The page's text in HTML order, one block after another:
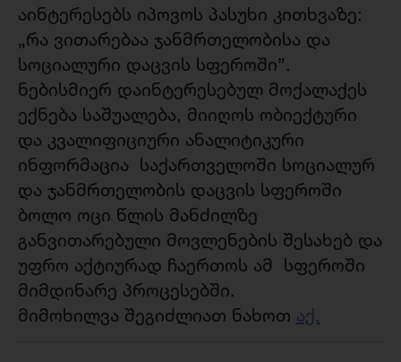
აინტერესებს იპოვოს პასუხი კითხვაზე:
„რა ვითარებაა ჯანმრთელობისა და
სოციალური დაცვის სფეროში”.
ნებისმიერ დაინტერესებულ მოქალაქეს
ექნება საშუალება, მიიღოს ობიექტური
და კვალიფიციური ანალიტიკური
ინფორმაცია საქართველოში სოციალურ
და ჯანმრთელობის დაცვის სფეროში
ბოლო ოცი წლის მანძილზე
განვითარებული მოვლენების შესახებ და
უფრო აქტიურად ჩაერთოს ამ სფეროში
მიმდინარე პროცესებში.
მიმოხილვა შეგიძლიათ ნახოთ აქ.